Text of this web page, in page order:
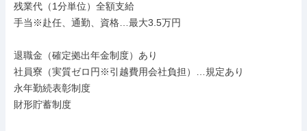
残業代（1分単位）全額支給
手当※赴任、通勤、資格…最大3.5万円
退職金（確定拠出年金制度）あり
社員寮（実質ゼロ円※引越費用会社負担）…規定あり
永年勤続表彰制度
財形貯蓄制度